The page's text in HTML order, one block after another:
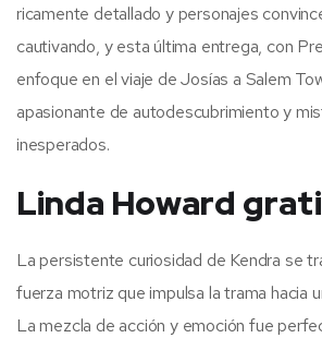
ricamente detallado y personajes
cautivando, y esta última entrega, con
enfoque en el viaje de Josías a Salem
apasionante de autodescubrimiento y
inesperados.
Linda Howard
La persistente curiosidad de Kendra se
fuerza motriz que impulsa la trama hacia
La mezcla de acción y emoción fue